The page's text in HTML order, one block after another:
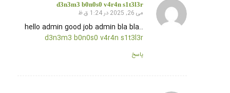
d3n3m3 b0n0s0 v4r4n s1t3l3r
گفته:می 26, 2025 در 1:24 ق.ظ
hello admin good job admin bla bla..
d3n3m3 b0n0s0 v4r4n s1t3l3r
پاسخ